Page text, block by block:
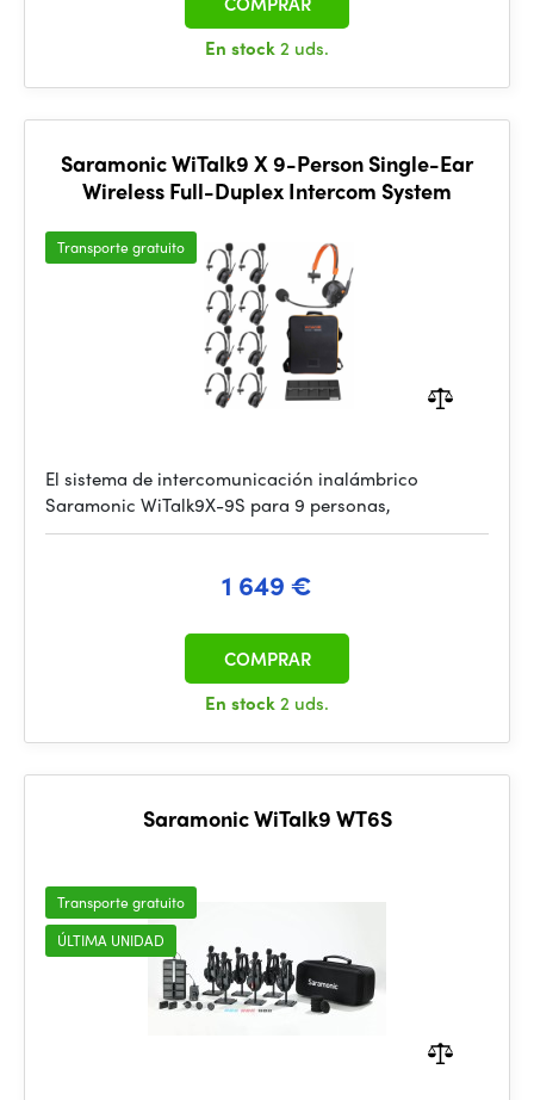
En stock2 uds.
Saramonic WiTalk9 X 9-Person Single-Ear
Wireless Full-Duplex Intercom System
Transporte gratuito
El sistema de intercomunicación inalámbrico
Saramonic WiTalk9X-9S para 9 personas,
1 649 €
En stock2 uds.
COMPRAR
Saramonic WiTalk9 WT6S
Transporte gratuito
ÚLTIMA UNIDAD